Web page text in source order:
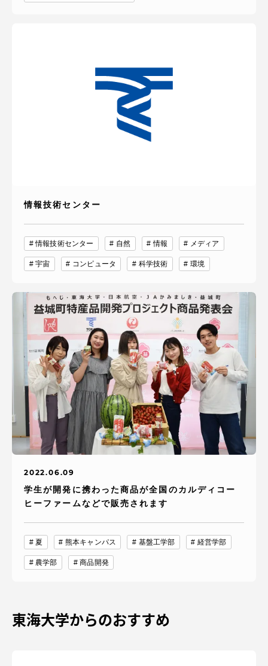
情報技術センター
情報技術センター 自然 情報 メディア
宇宙 コンピュータ 科学技術 環境
2022.06.09
学生が開発に携わった商品が全国のカルディコー
ヒーファームなどで販売されます
夏 熊本キャンパス 基盤工学部 経営学部
農学部 商品開発
東海大学からのおすすめ